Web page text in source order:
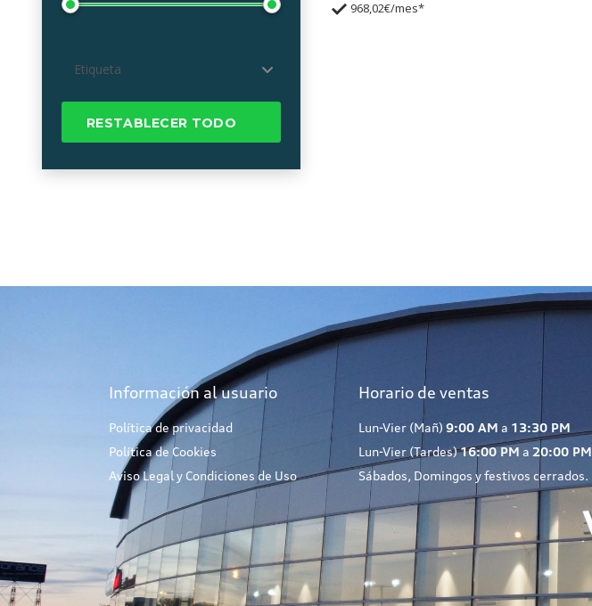
Etiqueta
RESTABLECER TODO
968,02€/mes*
Información al usuario
Política de privacidad
Política de Cookies
Aviso Legal y Condiciones de Uso
Horario de ventas
Lun-Vier (Mañ) 9:00 AM a 13:30 PM
Lun-Vier (Tardes)16:00 PM a 20:00 PM
Sábados, Domingos y festivos cerrados.